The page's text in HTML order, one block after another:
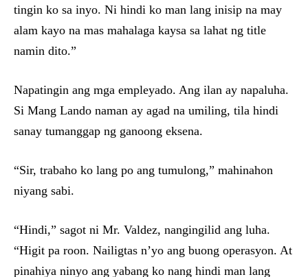
tingin ko sa inyo. Ni hindi ko man lang inisip na may
alam kayo na mas mahalaga kaysa sa lahat ng title
namin dito.”
Napatingin ang mga empleyado. Ang ilan ay napaluha.
Si Mang Lando naman ay agad na umiling, tila hindi
sanay tumanggap ng ganoong eksena.
“Sir, trabaho ko lang po ang tumulong,” mahinahon
niyang sabi.
“Hindi,” sagot ni Mr. Valdez, nangingilid ang luha.
“Higit pa roon. Nailigtas n’yo ang buong operasyon. At
pinahiya ninyo ang yabang ko nang hindi man lang